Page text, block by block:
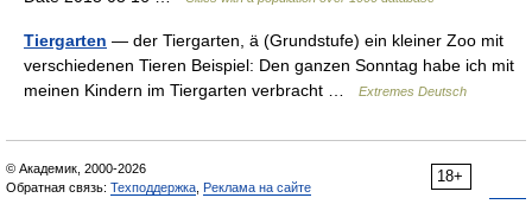
Tiergarten — der Tiergarten, ä (Grundstufe) ein kleiner Zoo mit
verschiedenen Tieren Beispiel: Den ganzen Sonntag habe ich mit
meinen Kindern im Tiergarten verbracht …
Extremes Deutsch
18+
© Академик, 2000-2026
Обратная связь: Техподдержка Реклама на сайте